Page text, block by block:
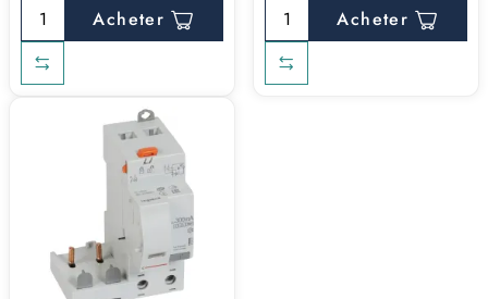
Acheter Acheter